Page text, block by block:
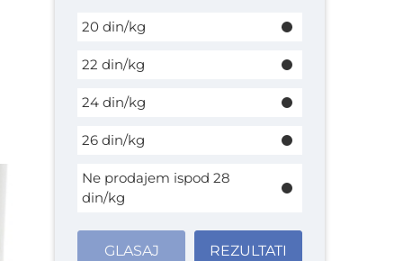
20 din/kg
22 din/kg
24 din/kg
26 din/kg
Ne prodajem ispod 28
din/kg
GLASAJ REZULTATI